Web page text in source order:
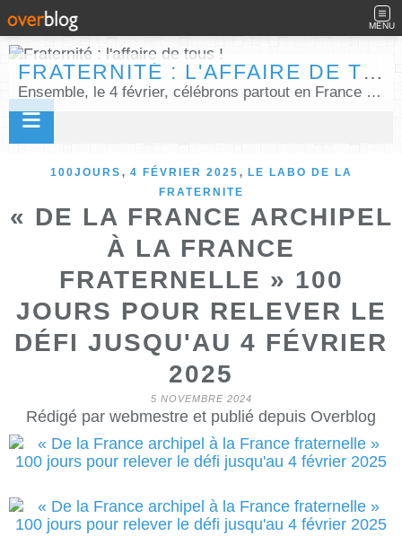
MENU
FRATERNITÉ : L'AFFAIRE DE TOUS !
Ensemble, le 4 février, célébrons partout en France la Journée internationale de la fraternité humaine !
100JOURS , 4 FÉVRIER 2025 , LE LABO DE LA
FRATERNITE
« DE LA FRANCE ARCHIPEL
À LA FRANCE
FRATERNELLE » 100
JOURS POUR RELEVER LE
DÉFI JUSQU'AU 4 FÉVRIER
2025
5 NOVEMBRE 2024
Rédigé par webmestre et publié depuis Overblog